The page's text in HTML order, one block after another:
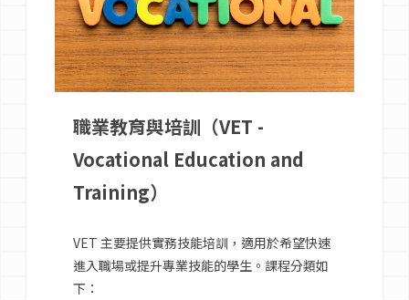
職業教育與培訓（VET -
Vocational Education and
Training）
VET 主要提供實務技能培訓，適用於希望快速
進入職場或提升專業技能的學生。課程分類如
下：